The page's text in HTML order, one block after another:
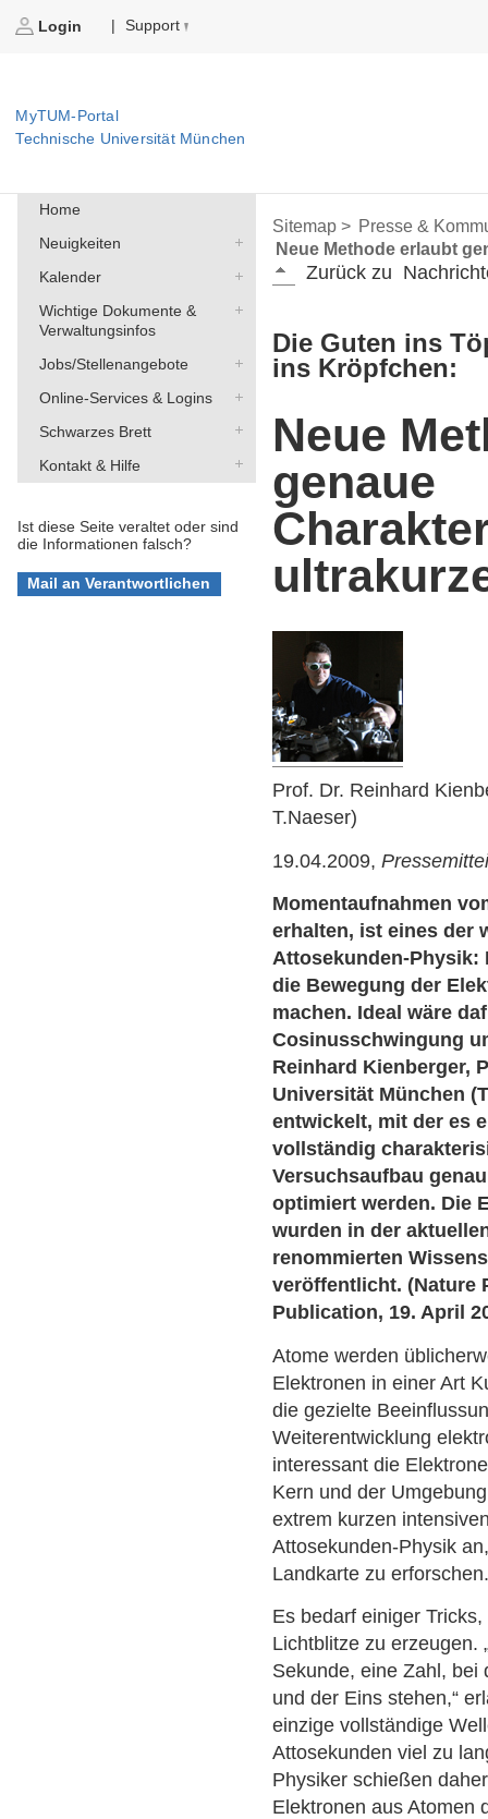
Login | Support
MyTUM-Portal
Technische Universität München
Home
Neuigkeiten
Kalender
Wichtige Dokumente &
Verwaltungsinfos
Jobs/Stellenangebote
Online-Services & Logins
Schwarzes Brett
Kontakt & Hilfe
Ist diese Seite veraltet oder sind
die Informationen falsch?
Sitemap > Presse &
Neue Methode erlaubt
Zurück zu
Die Guten ins
ins Kröpfchen:
Neue
genaue
Prof. Dr. Reinhard
T.Naeser)
19.04.2009,
Momentaufnahmen
erhalten, ist eines der
Attosekunden-Physik:
die Bewegung der
machen. Ideal wäre
Cosinusschwingung
Reinhard Kienberger,
Universität München
entwickelt, mit der es
vollständig
Versuchsaufbau
optimiert werden. Die
wurden in der
renommierten
veröffentlicht. (Nature
Publication, 19. April
Atome werden
Elektronen in einer Art
die gezielte
Weiterentwicklung
interessant die
Kern und der
extrem kurzen
Attosekunden-Physik
Landkarte zu
Es bedarf einiger
Lichtblitze zu erzeugen.
Sekunde, eine Zahl, bei
und der Eins stehen,“
einzige vollständige
Attosekunden viel zu
Physiker schießen
Elektronen aus Atomen